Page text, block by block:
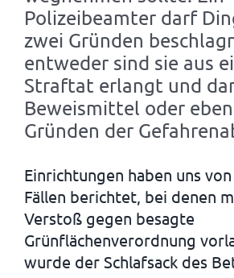
Polizeibeamter darf
zwei Gründen
entweder sind sie aus
Straftat erlangt und
Beweismittel oder
Gründen der
Einrichtungen haben uns
Fällen berichtet, bei denen
Verstoß gegen besagte
Grünflächenverordnung
wurde der Schlafsack des